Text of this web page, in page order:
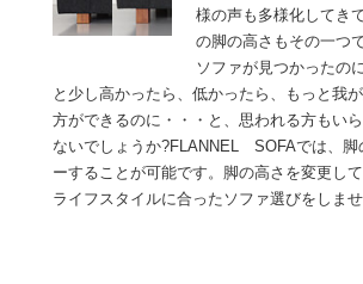
様の声も多様化してき
の脚の高さもその一つ
ソファが見つかったの
と少し高かったら、低かったら、もっと我
方ができるのに・・・と、思われる方もい
ないでしょうか?FLANNEL SOFAでは、脚
ーすることが可能です。脚の高さを変更し
ライフスタイルに合ったソファ選びをしま